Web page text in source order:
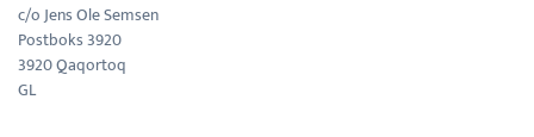
c/o Jens Ole Semsen
Postboks 3920
3920 Qaqortoq
GL